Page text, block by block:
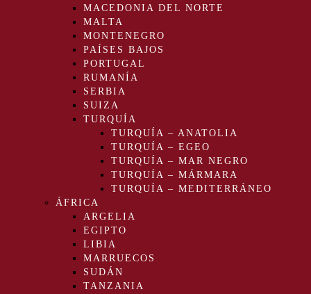
MACEDONIA DEL NORTE
MALTA
MONTENEGRO
PAÍSES BAJOS
PORTUGAL
RUMANÍA
SERBIA
SUIZA
TURQUÍA
TURQUÍA – ANATOLIA
TURQUÍA – EGEO
TURQUÍA – MAR NEGRO
TURQUÍA – MÁRMARA
TURQUÍA – MEDITERRÁNEO
ÁFRICA
ARGELIA
EGIPTO
LIBIA
MARRUECOS
SUDÁN
TANZANIA